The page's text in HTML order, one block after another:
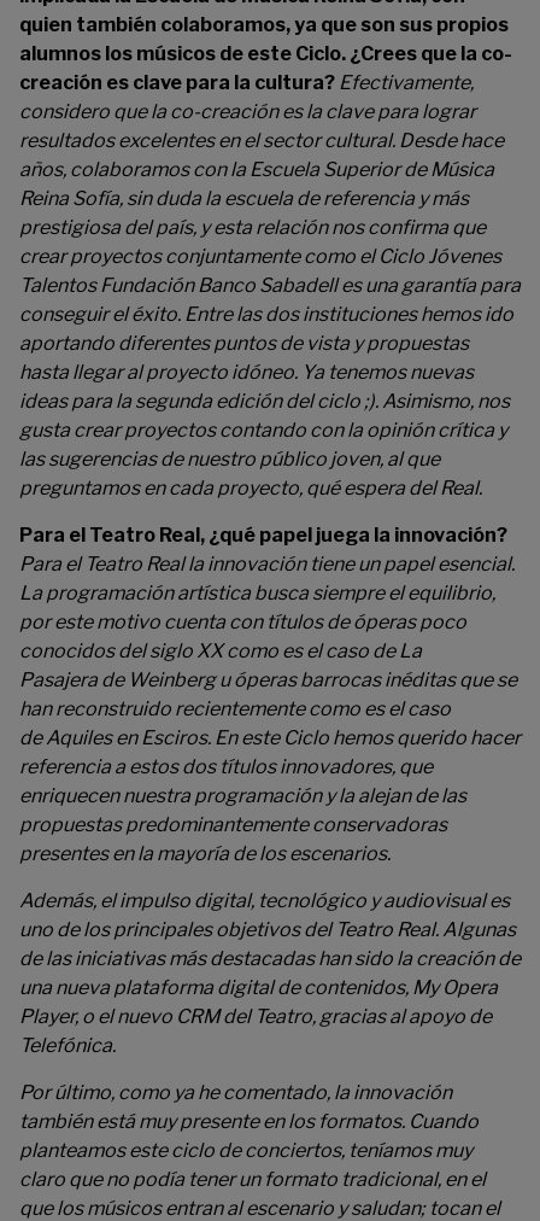
quien también colaboramos, ya que son sus propios
alumnos los músicos de este Ciclo. ¿Crees que la co-
creación es clave para la cultura? Efectivamente,
considero que la co-creación es la clave para lograr
resultados excelentes en el sector cultural. Desde hace
años, colaboramos con la Escuela Superior de Música
Reina Sofía, sin duda la escuela de referencia y más
prestigiosa del país, y esta relación nos confirma que
crear proyectos conjuntamente como el Ciclo Jóvenes
Talentos Fundación Banco Sabadell es una garantía para
conseguir el éxito. Entre las dos instituciones hemos ido
aportando diferentes puntos de vista y propuestas
hasta llegar al proyecto idóneo. Ya tenemos nuevas
ideas para la segunda edición del ciclo ;). Asimismo, nos
gusta crear proyectos contando con la opinión crítica y
las sugerencias de nuestro público joven, al que
preguntamos en cada proyecto, qué espera del Real.
Para el Teatro Real, ¿qué papel juega la innovación?
Para el Teatro Real la innovación tiene un papel esencial.
La programación artística busca siempre el equilibrio,
por este motivo cuenta con títulos de óperas poco
conocidos del siglo XX como es el caso de La
Pasajera de Weinberg u óperas barrocas inéditas que se
han reconstruido recientemente como es el caso
de Aquiles en Esciros. En este Ciclo hemos querido hacer
referencia a estos dos títulos innovadores, que
enriquecen nuestra programación y la alejan de las
propuestas predominantemente conservadoras
presentes en la mayoría de los escenarios.
Además, el impulso digital, tecnológico y audiovisuales
uno de los principales objetivos del Teatro Real. Algunas
de las iniciativas más destacadas han sido la creación de
una nueva plataforma digital de contenidos, My Opera
Player, o el nuevo CRM del Teatro, gracias al apoyo de
Telefónica.
Por último, como ya he comentado, la innovación
también está muy presente en los formatos. Cuando
planteamos este ciclo de conciertos, teníamos muy
claro que no podía tener un formato tradicional, en el
que los músicos entran al escenario y saludan; tocan el